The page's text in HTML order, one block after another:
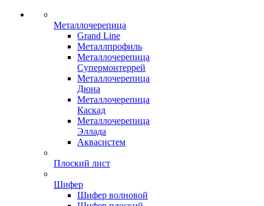
Металлочерепица
Grand Line
Металлпрофиль
Металлочерепица
Супермонтеррей
Металлочерепица
Дюна
Металлочерепица
Каскад
Металлочерепица
Эллада
Аквасистем
Плоский лист
Шифер
Шифер волновой